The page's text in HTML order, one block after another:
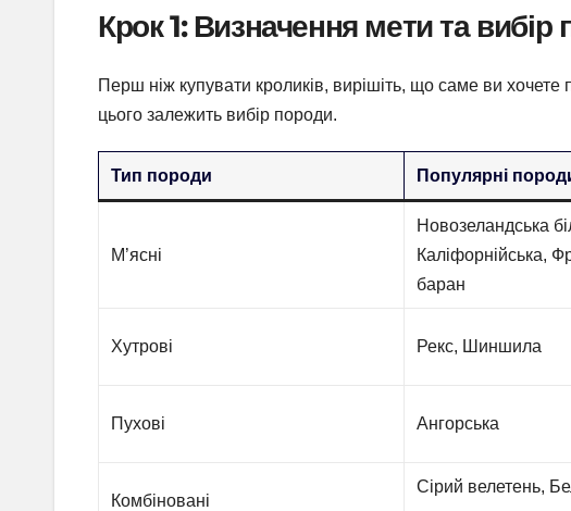
Крок 1: Визначення мети та вибір
Перш ніж купувати кроликів, вирішіть, що саме ви
цього залежить вибір породи.
Тип породи Популярні
М’ясні
Новозеландська
Каліфорнійська,
баран
Хутрові Рекс, Шиншила
Пухові Ангорська
Комбіновані
Сірий велетень,